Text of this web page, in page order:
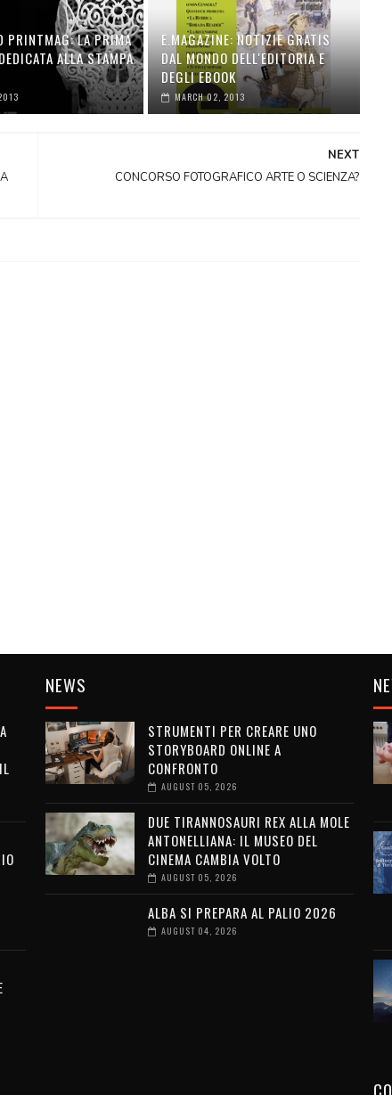
PRINTMAG: LA PRIMA
ALLA STAMPA
E.MAGAZINE: NOTIZIE GRATIS
DAL MONDO DELL'EDITORIA E
DEGLI EBOOK
MARCH 02, 2013
NEXT
CONCORSO FOTOGRAFICO ARTE O SCIENZA?
NEWS
STRUMENTI PER CREARE UNO
STORYBOARD ONLINE A
CONFRONTO
AUGUST 05, 2026
DUE TIRANNOSAURI REX ALLA MOLE
ANTONELLIANA: IL MUSEO DEL
CINEMA CAMBIA VOLTO
AUGUST 05, 2026
ALBA SI PREPARA AL PALIO 2026
AUGUST 04, 2026